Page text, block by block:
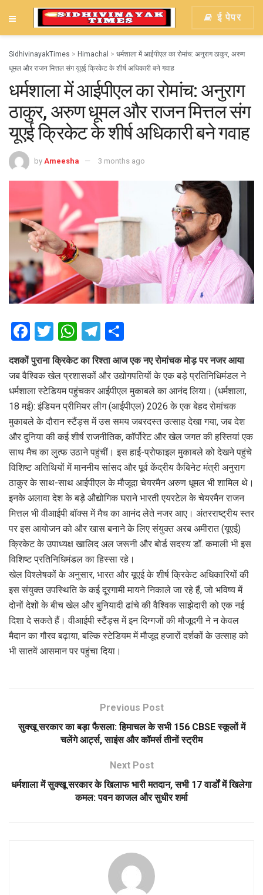
ई पेपर
SidhivinayakTimes > Himachal > धर्मशाला में आईपीएल का रोमांच: अनुराग ठाकुर, अरुण
धूमल और राजन मित्तल संग यूएई क्रिकेट के शीर्ष अधिकारी बने गवाह
धर्मशाला में आईपीएल का रोमांच: अनुराग
ठाकुर, अरुण धूमल और राजन मित्तल संग
यूएई क्रिकेट के शीर्ष अधिकारी बने गवाह
by Ameesha 3 months ago
F
ce
b
o
o
k
T
wi
tt
er
W
at
s
A
p
p
T
e
gr
a
m
ar
e
दशकों पुराना क्रिकेट का रिश्ता आज एक नए रोमांचक मोड़ पर नजर आया
जब वैश्विक खेल प्रशासकों और उद्योगपतियों के एक बड़े प्रतिनिधिमंडल ने
धर्मशाला स्टेडियम पहुंचकर आईपीएल मुकाबले का आनंद लिया। (धर्मशाला,
18 मई): इंडियन प्रीमियर लीग (आईपीएल) 2026 के एक बेहद रोमांचक
मुकाबले के दौरान स्टैंड्स में उस समय जबरदस्त उत्साह देखा गया, जब देश
और दुनिया की कई शीर्ष राजनीतिक, कॉर्पोरेट और खेल जगत की हस्तियां एक
साथ मैच का लुत्फ उठाने पहुंचीं। इस हाई-प्रोफाइल मुकाबले को देखने पहुंचे
विशिष्ट अतिथियों में माननीय सांसद और पूर्व केंद्रीय कैबिनेट मंत्री अनुराग
ठाकुर के साथ-साथ आईपीएल के मौजूदा चेयरमैन अरुण धूमल भी शामिल थे।
इनके अलावा देश के बड़े औद्योगिक घराने भारती एयरटेल के चेयरमैन राजन
मित्तल भी वीआईपी बॉक्स में मैच का आनंद लेते नजर आए। अंतरराष्ट्रीय स्तर
पर इस आयोजन को और खास बनाने के लिए संयुक्त अरब अमीरात (यूएई)
क्रिकेट के उपाध्यक्ष खालिद अल जरूनी और बोर्ड सदस्य डॉ. कमाली भी इस
विशिष्ट प्रतिनिधिमंडल का हिस्सा रहे।
खेल विश्लेषकों के अनुसार, भारत और यूएई के शीर्ष क्रिकेट अधिकारियों की
इस संयुक्त उपस्थिति के कई दूरगामी मायने निकाले जा रहे हैं, जो भविष्य में
दोनों देशों के बीच खेल और बुनियादी ढांचे की वैश्विक साझेदारी को एक नई
दिशा दे सकते हैं। वीआईपी स्टैंड्स में इन दिग्गजों की मौजूदगी ने न केवल
मैदान का गौरव बढ़ाया, बल्कि स्टेडियम में मौजूद हजारों दर्शकों के उत्साह को
भी सातवें आसमान पर पहुंचा दिया।
Previous Post
सुक्खू सरकार का बड़ा फैसला: हिमाचल के सभी 156 CBSE स्कूलों में
चलेंगे आर्ट्स, साइंस और कॉमर्स तीनों स्ट्रीम
Next Post
धर्मशाला में सुक्खू सरकार के खिलाफ भारी मतदान, सभी 17 वार्डों में खिलेगा
कमल: पवन काजल और सुधीर शर्मा